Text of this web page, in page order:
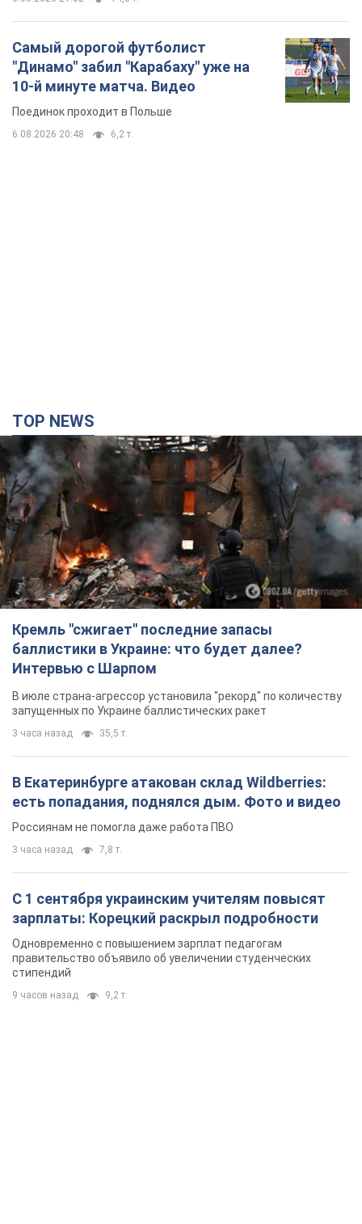
Кремль "сжигает" последние запасы
баллистики в Украине: что будет далее?
Интервью с Шарпом
В июле страна-агрессор установила "рекорд" по количеству
запущенных по Украине баллистических ракет
3 часа назад 35,5 т.
В Екатеринбурге атакован склад Wildberries:
есть попадания, поднялся дым. Фото и видео
Россиянам не помогла даже работа ПВО
3 часа назад
С 1 сентября украинским учителям повысят
зарплаты: Корецкий раскрыл подробности
Одновременно с повышением зарплат педагогам
правительство объявило об увеличении студенческих
9 часов назад 9,2 т.